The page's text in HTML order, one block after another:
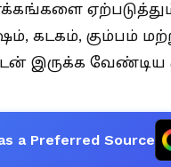
கடகம், கும்பம்
இருக்க வேண்டிய
a Preferred Source